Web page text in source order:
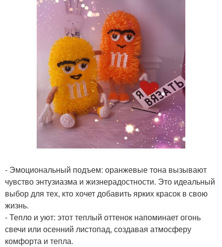
- Эмоциональный подъем: оранжевые тона вызывают
чувство энтузиазма и жизнерадостности. Это идеальный
выбор для тех, кто хочет добавить ярких красок в свою
жизнь.
- Тепло и уют: этот теплый оттенок напоминает огонь
свечи или осенний листопад, создавая атмосферу
комфорта и тепла.